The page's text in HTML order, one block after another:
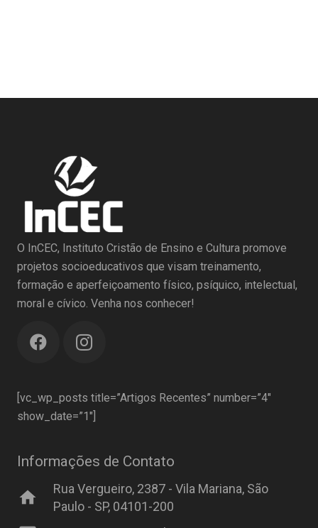
O InCEC, Instituto Cristão de Ensino e Cultura promove
projetos socioeducativos que visam treinamento,
formação e aperfeiçoamento físico, psíquico, intelectual,
moral e cívico. Venha nos conhecer!
[vc_wp_posts title=”Artigos Recentes” number=”4″
show_date=”1″]
Informações de Contato
home
Rua Vergueiro, 2387 - Vila Mariana, São
Paulo - SP, 04101-200